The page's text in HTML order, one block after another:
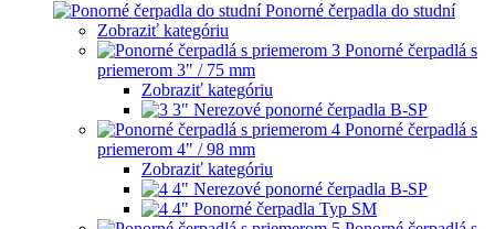
Ponorné čerpadla do studní
Zobraziť kategóriu
Ponorné čerpadlá s
priemerom 3" / 75 mm
Zobraziť kategóriu
3" Nerezové ponorné čerpadla B-SP
Ponorné čerpadlá s
priemerom 4" / 98 mm
Zobraziť kategóriu
4" Nerezové ponorné čerpadla B-SP
4" Ponorné čerpadla Typ SM